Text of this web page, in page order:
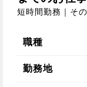
短時間勤務｜そ
職種
勤務地